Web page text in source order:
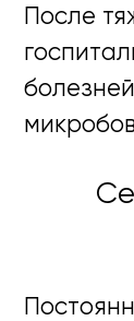
После